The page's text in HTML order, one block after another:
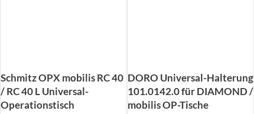
Schmitz OPX mobilis RC 40
/ RC 40 L Universal-
Operationstisch
DORO Universal-Halterung
101.0142.0 für DIAMOND /
mobilis OP-Tische